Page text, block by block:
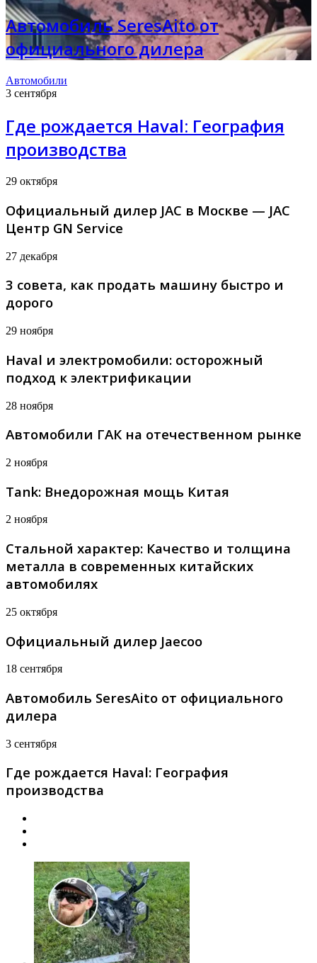
Автомобиль SeresAito от
официального дилера
Автомобили
3 сентября
Где рождается Haval: География
производства
29 октября
Официальный дилер JAC в Москве — JAC
Центр GN Service
27 декабря
3 совета, как продать машину быстро и
дорого
29 ноября
Haval и электромобили: осторожный
подход к электрификации
28 ноября
Автомобили ГАК на отечественном рынке
2 ноября
Tank: Внедорожная мощь Китая
2 ноября
Стальной характер: Качество и толщина
металла в современных китайских
автомобилях
25 октября
Официальный дилер Jaecoo
18 сентября
Автомобиль SeresAito от официального
дилера
3 сентября
Где рождается Haval: География
производства